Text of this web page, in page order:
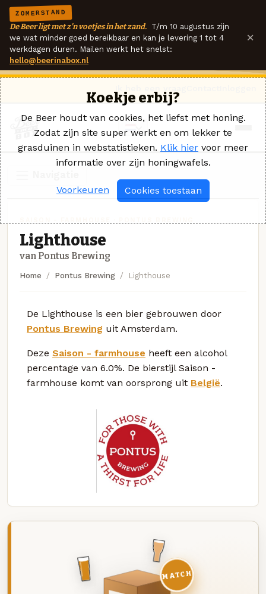
ZOMERSTAND
De Beer ligt met z'n voetjes in het zand. T/m 10 augustus zijn
we wat minder goed bereikbaar en kan je levering 1 tot 4
werkdagen duren. Mailen werkt het snelst:
hello@beerinabox.nl
×
Lighthouse
van Pontus Brewing
Home Pontus Brewing Lighthouse
De Lighthouse is een bier gebrouwen door
Pontus Brewing uit Amsterdam.
Deze Saison - farmhouse heeft een alcohol
percentage van 6.0%. De bierstijl Saison -
farmhouse komt van oorsprong uit België.
MATCH
Koekje erbij?
De Beer houdt van cookies, het liefst met honing.
Zodat zijn site super werkt en om lekker te
grasduinen in webstatistieken. Klik hier voor meer
informatie over zijn honingwafels.
Voorkeuren Cookies toestaan